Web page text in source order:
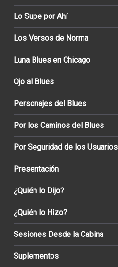
Lo Supe por Ahí
Los Versos de Norma
Luna Blues en Chicago
Ojo al Blues
Personajes del Blues
Por los Caminos del Blues
Por Seguridad de los Usuarios
Presentación
¿Quién lo Dijo?
¿Quién lo Hizo?
Sesiones Desde la Cabina
Suplementos